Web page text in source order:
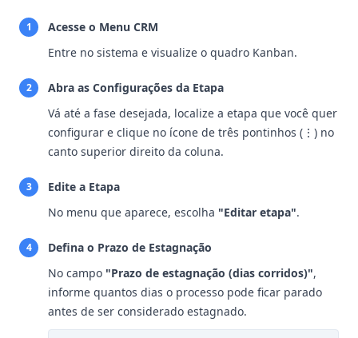
1
Acesse o Menu CRM
Entre no sistema e visualize o quadro Kanban.
2
Abra as Configurações da Etapa
Vá até a fase desejada, localize a etapa que você quer
configurar e clique no ícone de três pontinhos (⋮) no
canto superior direito da coluna.
3
Edite a Etapa
No menu que aparece, escolha "Editar etapa".
4
Defina o Prazo de Estagnação
No campo "Prazo de estagnação (dias corridos)",
informe quantos dias o processo pode ficar parado
antes de ser considerado estagnado.